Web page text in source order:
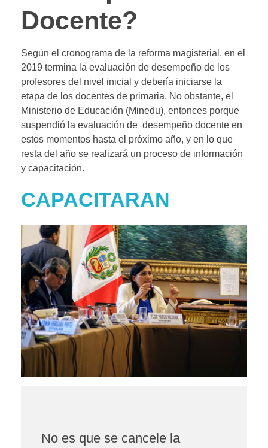
Docente?
Según el cronograma de la reforma magisterial, en el
2019 termina la evaluación de desempeño de los
profesores del nivel inicial y debería iniciarse la
etapa de los docentes de primaria. No obstante, el
Ministerio de Educación (Minedu), entonces porque
suspendió la evaluación de desempeño docente en
estos momentos hasta el próximo año, y en lo que
resta del año se realizará un proceso de información
y capacitación.
CAPACITARAN
No es que se cancele la